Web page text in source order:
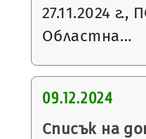
27.11.2024
Областна…
09.12.2024
Списък на